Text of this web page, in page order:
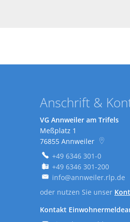
Anschrift &
VG Annweiler am Trifels
Meßplatz 1
76855 Annweiler
+49 6346 301-0
+49 6346 301-200
info@annweiler.rlp.de
oder nutzen Sie unser
Kontakt